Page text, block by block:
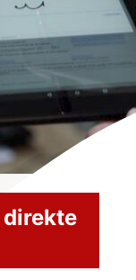
direkte